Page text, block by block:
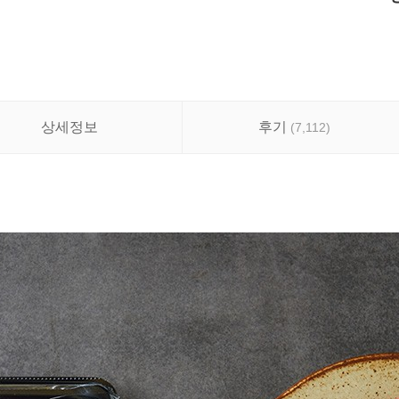
상세정보 후기 (7,112)